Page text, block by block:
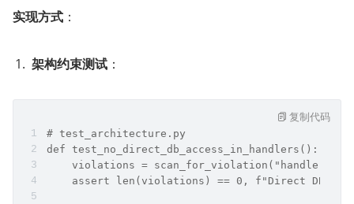
实现方式 ：
架构约束测试 ：
# test_architecture.py
def test_no_direct_db_access_in_handlers():
violations = scan_for_violation("handlers/
assert len(violations) == 0, f"Direct DB
复制代码